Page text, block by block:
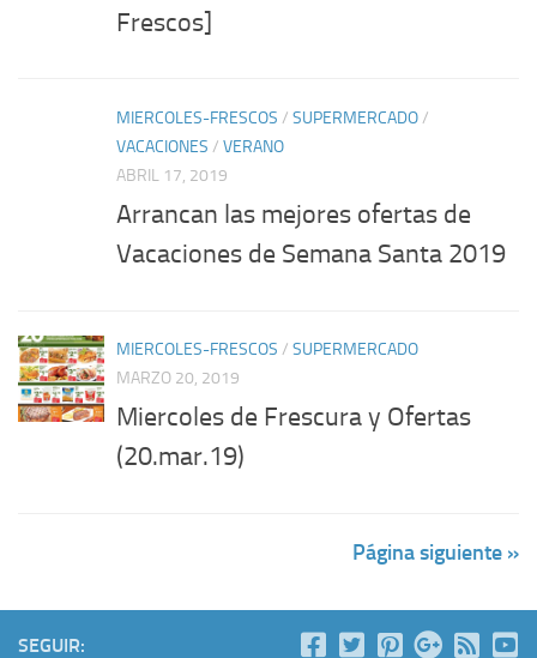
Frescos]
MIERCOLES-FRESCOS / SUPERMERCADO/
VACACIONES / VERANO
ABRIL 17, 2019
Arrancan las mejores ofertas de
Vacaciones de Semana Santa 2019
MIERCOLES-FRESCOS / SUPERMERCADO
MARZO 20, 2019
Miercoles de Frescura y Ofertas
(20.mar.19)
Página siguiente »
SEGUIR: